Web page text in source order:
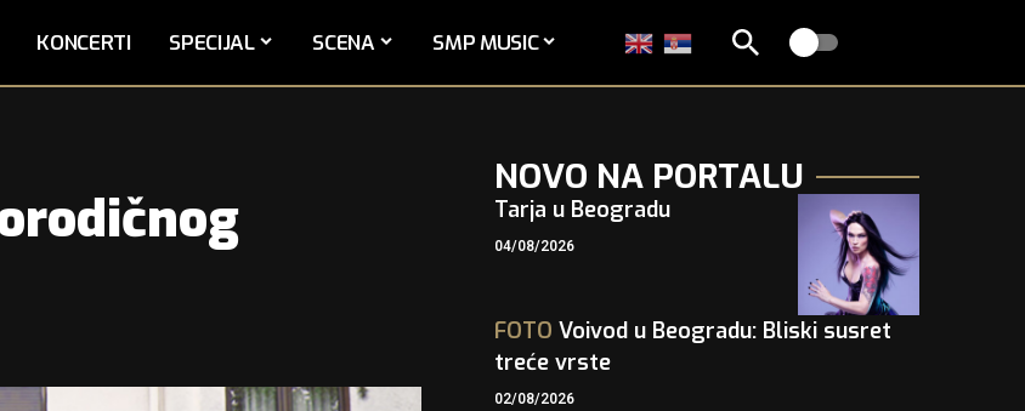
KONCERTI SPECIJAL SCENA SMP MUSIC
NOVO NA PORTALU
Tarja u Beogradu
04/08/2026
FOTO Voivod u Beogradu: Bliski susret
treće vrste
02/08/2026